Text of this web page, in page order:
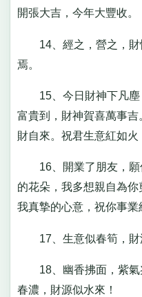
開張大吉，今年大豐收。
14、經之，營之，財
焉。
15、今日財神下凡塵
富貴到，財神賀喜萬事
財自來。祝君生意紅如火
16、開業了朋友，願
的花朵，我多想親自為
我真摯的心意，祝你事業
17、生意似春筍，財
18、幽香拂面，紫氣
春濃，財源似水來！